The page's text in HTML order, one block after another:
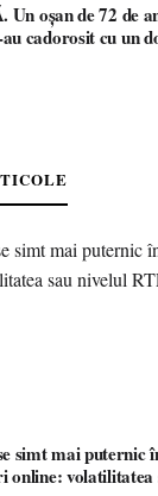
oșan de 72 de
cadorosit cu un
simt mai puternic
online: volatilitatea